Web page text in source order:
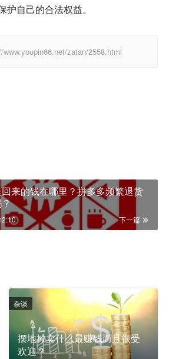
自己的合法权益。
zatan/2558.html
来的钱在哪里？拼多多频繁退货
下一篇
摆地摊卖什么最赚钱而且很受
欢迎？
杂谈